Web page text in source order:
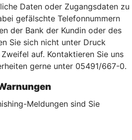
Daten oder Zugangsdaten zu
gefälschte Telefonnummern
der Bank der Kundin oder des
Sie sich nicht unter Druck
auf. Kontaktieren Sie uns
gerne unter 05491/667-0.
Meldungen sind Sie